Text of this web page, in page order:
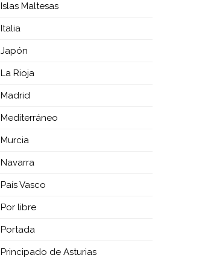
Islas Maltesas
Italia
Japón
La Rioja
Madrid
Mediterráneo
Murcia
Navarra
País Vasco
Por libre
Portada
Principado de Asturias